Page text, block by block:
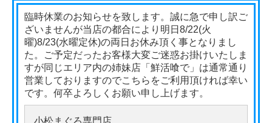
臨時休業のお知らせを致します。誠に急で申し訳ご
ざいませんが当店の都合により明日8/22(火
曜)8/23(水曜定休)の両日お休み頂く事となりまし
た。ご予定だったお客様大変ご迷惑お掛けいたしま
すが同じエリア内の姉妹店「鮮活喰で」は通常通り
営業しておりますのでこちらをご利用頂ければ幸い
です。何卒よろしくお願い申し上げます。